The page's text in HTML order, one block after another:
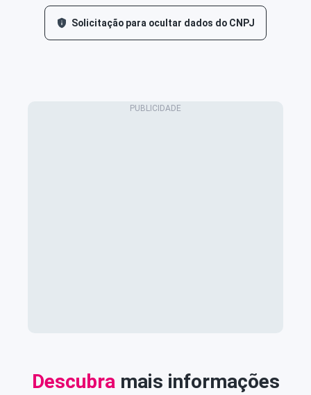
Solicitação para ocultar dados do CNPJ
Descubra mais informações